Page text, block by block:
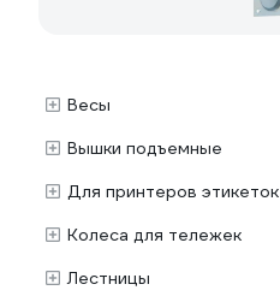
Весы
Вышки подъемные
Для принтеров этикеток
Колеса для тележек
Лестницы